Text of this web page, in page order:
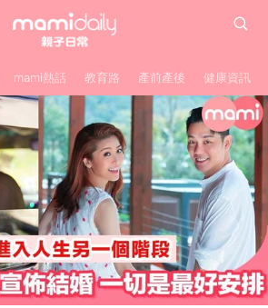
mami熱話 教育路 產前產後 健康資訊